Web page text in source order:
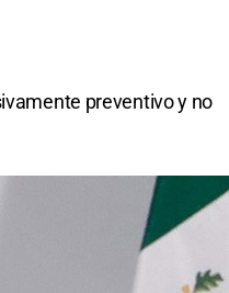
preventivo y no